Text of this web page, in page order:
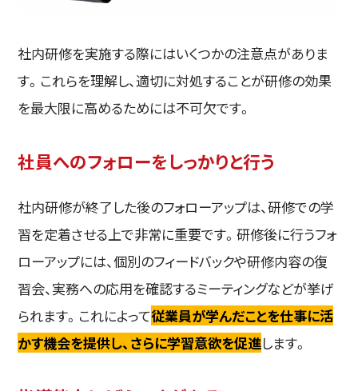
社内研修を実施する際にはいくつかの注意点がありま
す。これらを理解し、適切に対処することが研修の効果
を最大限に高めるためには不可欠です。
社員へのフォローをしっかりと行う
社内研修が終了した後のフォローアップは、研修での学
習を定着させる上で非常に重要です。研修後に行うフォ
ローアップには、個別のフィードバックや研修内容の復
習会、実務への応用を確認するミーティングなどが挙げ
られます。これによって従業員が学んだことを仕事に活
かす機会を提供し、さらに学習意欲を促進します。